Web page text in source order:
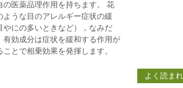
医薬品理作用を持ちます。 花
うな目のアレルギー症状の緩
にの多いときなど），なみだ
効成分は症状を緩和する作用が
とで相乗効果を発揮します。
よく読ま